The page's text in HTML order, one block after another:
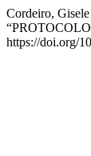
Cordeiro,
https://doi.org/